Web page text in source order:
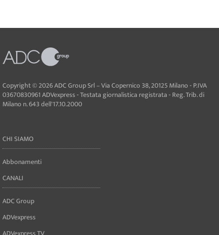
Copyright © 2026 ADC Group Srl – Via Copernico 38, 20125 Milano - P.IVA
03670830961 ADVexpress - Testata giornalistica registrata - Reg. Trib. di
Milano n. 643 dell'17.10.2000
CHI SIAMO
Abbonamenti
CANALI
ADC Group
ADVexpress